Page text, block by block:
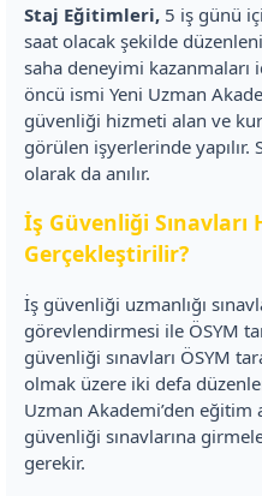
Staj Eğitimleri, 5 iş günü
saat olacak şekilde
saha deneyimi
öncü ismi Yeni Uzman
güvenliği hizmeti alan ve
görülen işyerlerinde
olarak da anılır.
İş Güvenliği
Gerçekleştirilir?
İş güvenliği uzmanlığı
görevlendirmesi ile ÖSYM
güvenliği sınavları ÖSYM
olmak üzere iki defa
Uzman Akademi’den eğitim
güvenliği sınavlarına
gerekir.